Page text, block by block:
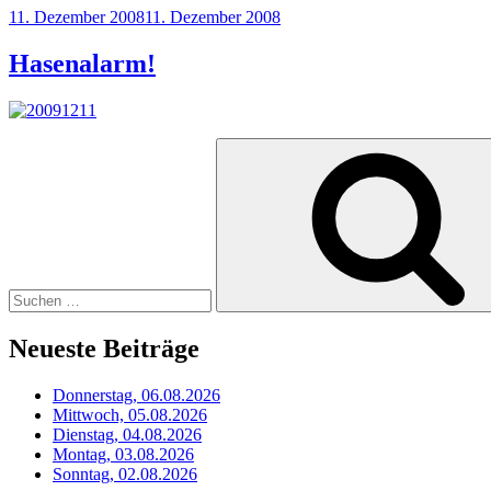
Veröffentlicht
11. Dezember 200811. Dezember 2008
Hasenalarm!
Neueste Beiträge
Donnerstag, 06.08.2026
Mittwoch, 05.08.2026
Dienstag, 04.08.2026
Montag, 03.08.2026
Sonntag, 02.08.2026